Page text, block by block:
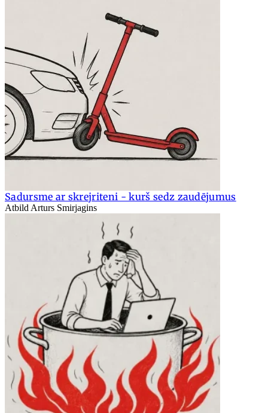
Sadursme ar skrejriteni - kurš sedz zaudējumus
Atbild Arturs Smirjagins